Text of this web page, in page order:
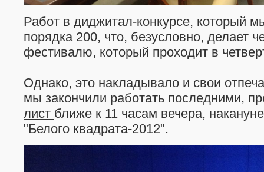
Работ в диджитал-конкурсе, который
порядка 200, что, безусловно, делает
фестивалю, который проходит в
Однако, это накладывало и свои
мы закончили работать последними,
лист ближе к 11 часам вечера,
"Белого квадрата-2012".